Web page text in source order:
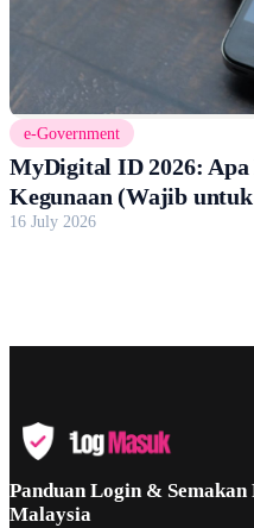
e-Government
MyDigital ID 2026:
Kegunaan (Wajib
16 July 2026
Panduan Login &
Malaysia